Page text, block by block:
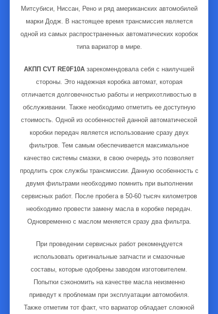
Митсубиси, Ниссан, Рено и ряд американских автомобилей
марки Додж. В настоящее время трансмиссия является
одной из самых распространенных автоматических коробок
типа вариатор в мире.
АКПП CVT RE0F10A зарекомендовала себя с наилучшей
стороны. Это надежная коробка автомат, которая
отличается долговечностью работы и неприхотливостью в
обслуживании. Также необходимо отметить ее доступную
стоимость. Одной из особенностей данной автоматической
коробки передач является использование сразу двух
фильтров. Тем самым обеспечивается максимальное
качество системы смазки, в свою очередь это позволяет
продлить срок службы трансмиссии. Данную особенность с
двумя фильтрами необходимо помнить при выполнении
сервисных работ. После пробега в 50-60 тысяч километров
необходимо провести замену масла в коробке передач.
Одновременно с маслом меняется сразу два фильтра.
При проведении сервисных работ рекомендуется
использовать оригинальные запчасти и смазочные
составы, которые одобрены заводом изготовителем.
Попытки сэкономить на качестве масла неизменно
приведут к проблемам при эксплуатации автомобиля.
Также отметим тот факт, что вариатор обладает сложной